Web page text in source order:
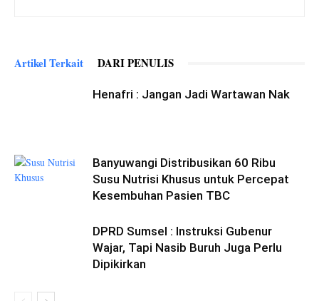
Artikel Terkait DARI PENULIS
Henafri : Jangan Jadi Wartawan Nak
Banyuwangi Distribusikan 60 Ribu
Susu Nutrisi Khusus untuk Percepat
Kesembuhan Pasien TBC
DPRD Sumsel : Instruksi Gubenur
Wajar, Tapi Nasib Buruh Juga Perlu
Dipikirkan